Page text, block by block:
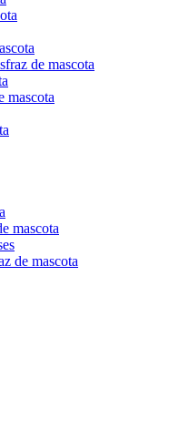
de mascota
mascota
mascota
de mascota